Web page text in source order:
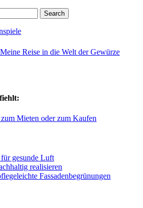
Meine Reise in die Welt der Gewürze
Mieten oder zum Kaufen
gesunde Luft
realisieren
Fassadenbegrünungen